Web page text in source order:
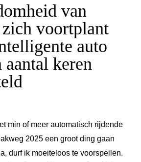
van
zich voortplant
auto
aantal keren
min of meer automatisch rijdende
2025 een groot ding gaan
durf ik moeiteloos te voorspellen.